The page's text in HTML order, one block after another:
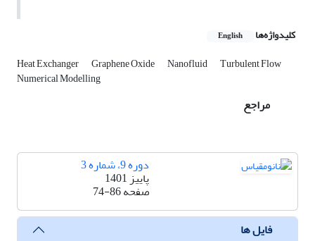
کلیدواژه‌ها English
Heat Exchanger Graphene Oxide Nanofluid Turbulent Flow
Numerical Modelling
مراجع
دوره 9، شماره 3
پاییز 1401
صفحه74-86
فایل ها